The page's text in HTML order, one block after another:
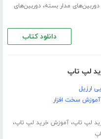
مدار بسته،دوربین‌های
دانلود کتاب
لپ تاپ
ارزیل
سخت افزار
لپ تاپ،آموزش خرید لپ تاپ،